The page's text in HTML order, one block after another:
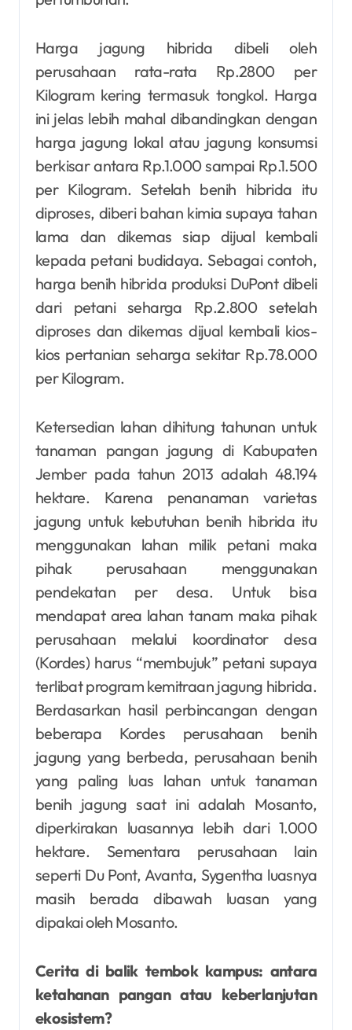
Harga jagung hibrida dibeli oleh
perusahaan rata-rata Rp.2800 per
Kilogram kering termasuk tongkol. Harga
ini jelas lebih mahal dibandingkan dengan
harga jagung lokal atau jagung konsumsi
berkisar antara Rp.1.000 sampai Rp.1.500
per Kilogram. Setelah benih hibrida itu
diproses, diberi bahan kimia supaya tahan
lama dan dikemas siap dijual kembali
kepada petani budidaya. Sebagai contoh,
harga benih hibrida produksi DuPont dibeli
dari petani seharga Rp.2.800 setelah
diproses dan dikemas dijual kembali kios-
kios pertanian seharga sekitar Rp.78.000
per Kilogram.
Ketersedian lahan dihitung tahunan untuk
tanaman pangan jagung di Kabupaten
Jember pada tahun 2013 adalah 48.194
hektare. Karena penanaman varietas
jagung untuk kebutuhan benih hibrida itu
menggunakan lahan milik petani maka
pihak perusahaan menggunakan
pendekatan per desa. Untuk bisa
mendapat area lahan tanam maka pihak
perusahaan melalui koordinator desa
(Kordes) harus “membujuk” petani supaya
terlibat program kemitraan jagung hibrida.
Berdasarkan hasil perbincangan dengan
beberapa Kordes perusahaan benih
jagung yang berbeda, perusahaan benih
yang paling luas lahan untuk tanaman
benih jagung saat ini adalah Mosanto,
diperkirakan luasannya lebih dari 1.000
hektare. Sementara perusahaan lain
seperti Du Pont, Avanta, Sygentha luasnya
masih berada dibawah luasan yang
dipakai oleh Mosanto.
Cerita di balik tembok kampus: antara
ketahanan pangan atau keberlanjutan
ekosistem?